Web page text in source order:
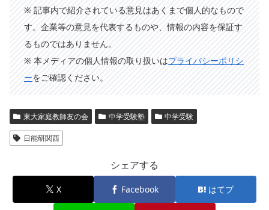
※ 記事内で紹介されている意見はあくまで個人的なもので
す。企業等の意見を代表するものや、情報の内容を保証す
るものではありません。
※ 本メディアの個人情報の取り扱いはプライバシーポリシ
ーをご確認ください。
東大家庭教師友の会 中学受験塾 中学受験
日能研関西
シェアする
X Facebook はてブ